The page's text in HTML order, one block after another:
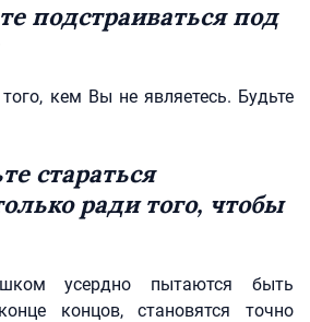
подстраиваться под
кем Вы не являетесь. Будьте
стараться
ради того, чтобы
усердно пытаются быть
концов, становятся точно